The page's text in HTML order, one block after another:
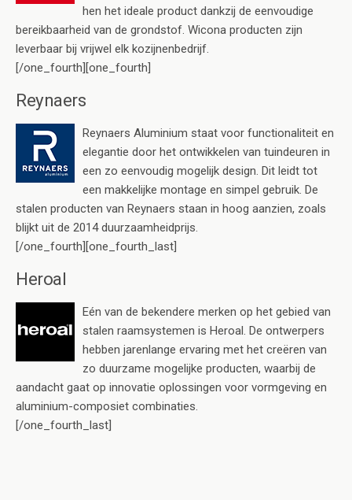
hen het ideale product dankzij de eenvoudige
bereikbaarheid van de grondstof. Wicona producten zijn
leverbaar bij vrijwel elk kozijnenbedrijf.
[/one_fourth][one_fourth]
Reynaers
Reynaers Aluminium staat voor functionaliteit en
elegantie door het ontwikkelen van tuindeuren in
een zo eenvoudig mogelijk design. Dit leidt tot
een makkelijke montage en simpel gebruik. De
stalen producten van Reynaers staan in hoog aanzien, zoals
blijkt uit de 2014 duurzaamheidprijs.
[/one_fourth][one_fourth_last]
Heroal
Eén van de bekendere merken op het gebied van
stalen raamsystemen is Heroal. De ontwerpers
hebben jarenlange ervaring met het creëren van
zo duurzame mogelijke producten, waarbij de
aandacht gaat op innovatie oplossingen voor vormgeving en
aluminium-composiet combinaties.
[/one_fourth_last]